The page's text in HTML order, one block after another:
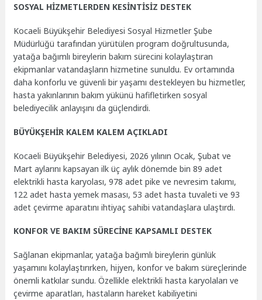
SOSYAL HİZMETLERDEN KESİNTİSİZ DESTEK
Kocaeli Büyükşehir Belediyesi Sosyal Hizmetler Şube
Müdürlüğü tarafından yürütülen program doğrultusunda,
yatağa bağımlı bireylerin bakım sürecini kolaylaştıran
ekipmanlar vatandaşların hizmetine sunuldu. Ev ortamında
daha konforlu ve güvenli bir yaşamı destekleyen bu hizmetler,
hasta yakınlarının bakım yükünü hafifletirken sosyal
belediyecilik anlayışını da güçlendirdi.
BÜYÜKŞEHİR KALEM KALEM AÇIKLADI
Kocaeli Büyükşehir Belediyesi, 2026 yılının Ocak, Şubat ve
Mart aylarını kapsayan ilk üç aylık dönemde bin 89 adet
elektrikli hasta karyolası, 978 adet pike ve nevresim takımı,
122 adet hasta yemek masası, 53 adet hasta tuvaleti ve 93
adet çevirme aparatını ihtiyaç sahibi vatandaşlara ulaştırdı.
KONFOR VE BAKIM SÜRECİNE KAPSAMLI DESTEK
Sağlanan ekipmanlar, yatağa bağımlı bireylerin günlük
yaşamını kolaylaştırırken, hijyen, konfor ve bakım süreçlerinde
önemli katkılar sundu. Özellikle elektrikli hasta karyolaları ve
çevirme aparatları, hastaların hareket kabiliyetini